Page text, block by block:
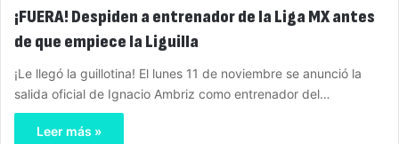
¡FUERA! Despiden a entrenador de la Liga MX antes
de que empiece la Liguilla
¡Le llegó la guillotina! El lunes 11 de noviembre se anunció la
salida oficial de Ignacio Ambriz como entrenador del…
Leer más »